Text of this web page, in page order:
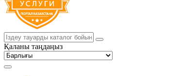
Қаланы таңдаңыз